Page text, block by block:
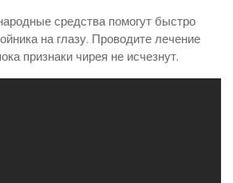
средства помогут быстро
на глазу. Проводите лечение
признаки чирея не исчезнут.